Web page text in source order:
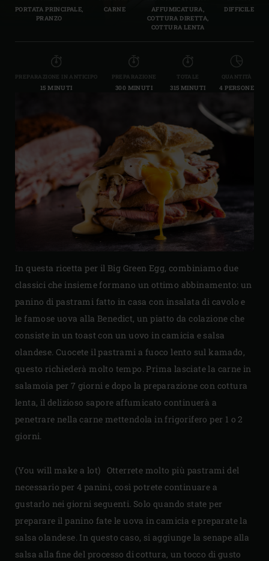
PORTATA PRINCIPALE,
PRANZO
CARNE
AFFUMICATURA,
COTTURA DIRETTA,
COTTURA LENTA
DIFFICILE
PREPARAZIONE IN ANTICIPO
15 MINUTI
PREPARAZIONE
300 MINUTI
TOTALE
315 MINUTI
QUANTITÀ
4 PERSONE
In questa ricetta per il Big Green Egg, combiniamo due
classici che insieme formano un ottimo abbinamento: un
panino di pastrami fatto in casa con insalata di cavolo e
le famose uova alla Benedict, un piatto da colazione che
consiste in un toast con un uovo in camicia e salsa
olandese. Cuocete il pastrami a fuoco lento sul kamado,
questo richiederà molto tempo. Prima lasciate la carne in
salamoia per 7 giorni e dopo la preparazione con cottura
lenta, il delizioso sapore affumicato continuerà a
penetrare nella carne mettendola in frigorifero per 1 o 2
giorni.
(You will make a lot) Otterrete molto più pastrami del
necessario per 4 panini, così potrete continuare a
gustarlo nei giorni seguenti. Solo quando state per
preparare il panino fate le uova in camicia e preparate la
salsa olandese. In questo caso, si aggiunge la senape alla
salsa alla fine del processo di cottura, un tocco di gusto